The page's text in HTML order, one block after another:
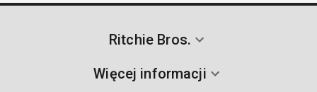
Ritchie Bros.
Więcej informacji